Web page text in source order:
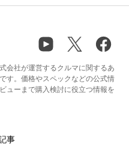
会社が運営するクルマに関するあ
す。価格やスペックなどの公式情
ューまで購入検討に役立つ情報を
事